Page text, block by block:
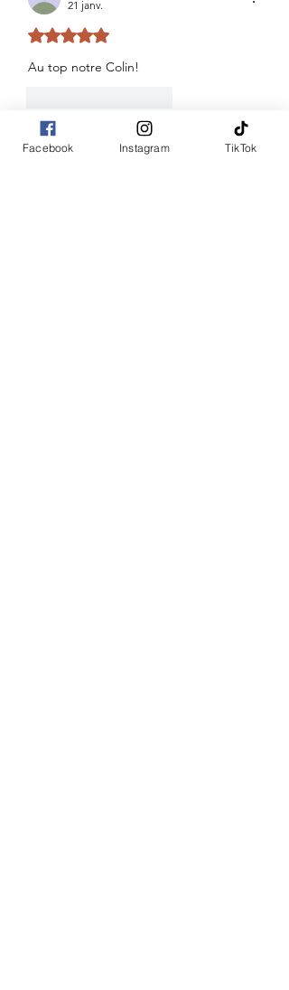
21 janv.
Noté 5 étoiles sur 5.
Au top notre Colin!
Facebook Instagram TikTok